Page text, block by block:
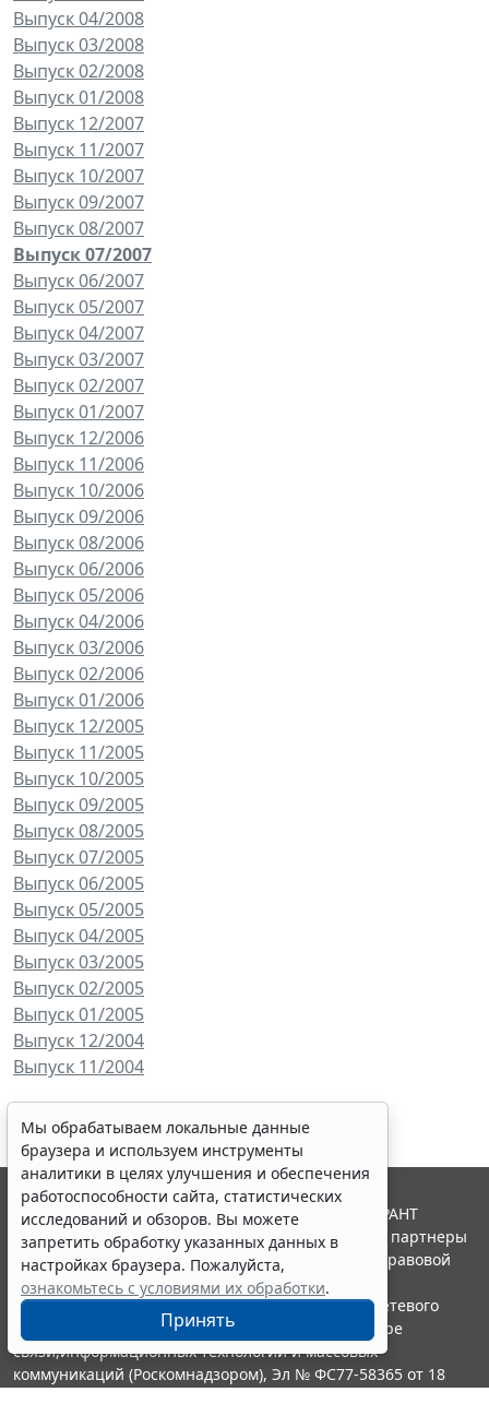
Выпуск 04/2008
Выпуск 03/2008
Выпуск 02/2008
Выпуск 01/2008
Выпуск 12/2007
Выпуск 11/2007
Выпуск 10/2007
Выпуск 09/2007
Выпуск 08/2007
Выпуск 07/2007
Выпуск 06/2007
Выпуск 05/2007
Выпуск 04/2007
Выпуск 03/2007
Выпуск 02/2007
Выпуск 01/2007
Выпуск 12/2006
Выпуск 11/2006
Выпуск 10/2006
Выпуск 09/2006
Выпуск 08/2006
Выпуск 06/2006
Выпуск 05/2006
Выпуск 04/2006
Выпуск 03/2006
Выпуск 02/2006
Выпуск 01/2006
Выпуск 12/2005
Выпуск 11/2005
Выпуск 10/2005
Выпуск 09/2005
Выпуск 08/2005
Выпуск 07/2005
Выпуск 06/2005
Выпуск 05/2005
Выпуск 04/2005
Выпуск 03/2005
Выпуск 02/2005
Выпуск 01/2005
Выпуск 12/2004
Выпуск 11/2004
Мы обрабатываем локальные данные
браузера и используем инструменты
аналитики в целях улучшения и обеспечения
работоспособности сайта, статистических
исследований и обзоров. Вы можете
запретить обработку указанных данных в
настройках браузера. Пожалуйста,
ознакомьтесь с условиями их обработки.
Принять
© ООО "НПП "ГАРАНТ-СЕРВИС", 2026. Система ГАРАНТ
выпускается с 1990 года. Компания "Гарант" и ее партнеры
являются участниками Российской ассоциации правовой
информации ГАРАНТ.
Портал ГАРАНТ.РУ зарегистрирован в качестве сетевого
издания Федеральной службой по надзору в сфере
связи,информационных технологий и массовых
коммуникаций (Роскомнадзором), Эл № ФС77-58365 от 18